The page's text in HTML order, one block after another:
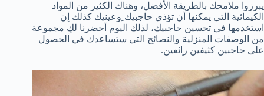
يبرزوا ملامحك بالطريقة الأفضل، وهناك الكثير من المواد
الكيمائية التي يمكنها أن تؤذي حاجبيك ِوعينيك كذلك إن
استخدمها في تحسين حاجبيك، لذلك اليوم أحضرنا لكِ مجموعة
من الوصفات المنزلية والنصائح التي ستساعدك في الحصول
على حاجبين كثيفين رائعين.